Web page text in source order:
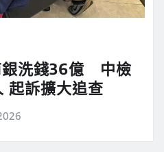
銀洗錢36億 中檢
起訴擴大追查